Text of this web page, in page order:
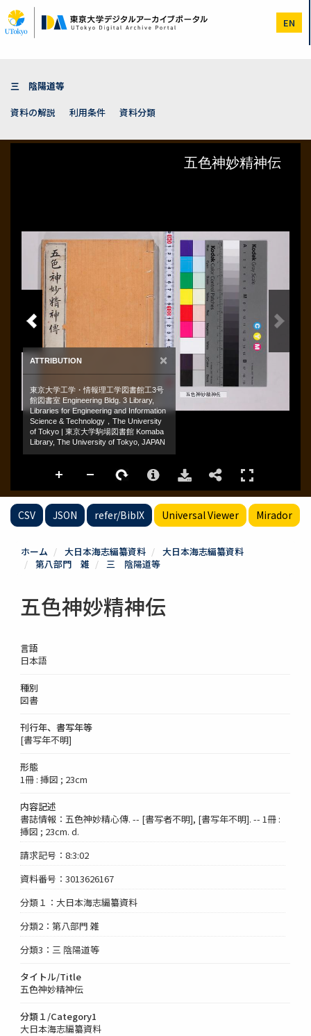
イ
ン
EN
三 陰陽道等
資料の解説
利用条件 資料分類
CSV JSON refer/BibIX Universal Viewer Mirador
ホーム 大日本海志編纂資料
大日本海志編纂資料
第八部門 雑
三 陰陽道等
五色神妙精神伝
言語
日本語
種別
図書
刊行年、書写年等
[書写年不明]
形態
1冊 : 挿図 ; 23cm
内容記述
書誌情報：五色神妙精心傳. -- [書写者不明], [書写年不明]. -- 1冊 :
挿図 ; 23cm. d.
請求記号：8:3:02
資料番号：3013626167
分類１：大日本海志編纂資料
分類2：第八部門 雑
分類3：三 陰陽道等
タイトル/Title
五色神妙精神伝
分類１/Category1
大日本海志編纂資料